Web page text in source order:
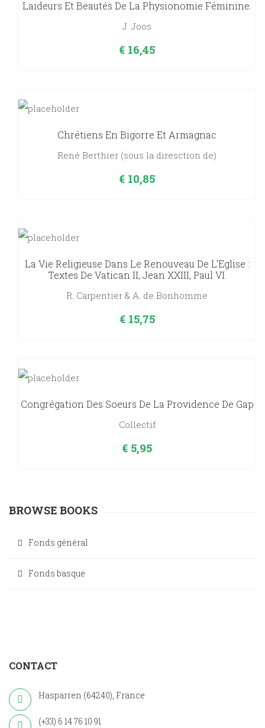
Laideurs Et Beautés De La Physionomie Féminine.
J. Joos
€ 16,45
Chrétiens En Bigorre Et Armagnac
René Berthier (sous la diresction de)
€ 10,85
La Vie Religieuse Dans Le Renouveau De L’Eglise :
Textes De Vatican II, Jean XXIII, Paul VI.
R. Carpentier & A. de Bonhomme
€15,75
Congrégation Des Soeurs De La Providence De Gap
Collectif
€ 5,95
BROWSE BOOKS
Fonds général
Fonds basque
CONTACT
Hasparren (64240), France
(+33) 6 14 76 10 91